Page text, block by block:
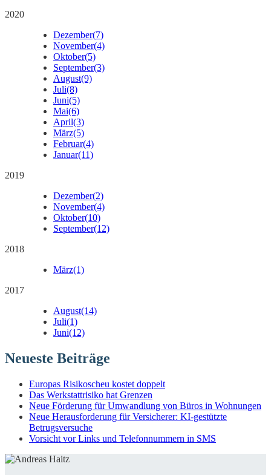
2020
Dezember(7)
November(4)
Oktober(5)
September(3)
August(9)
Juli(8)
Juni(5)
Mai(6)
April(3)
März(5)
Februar(4)
Januar(11)
2019
Dezember(2)
November(4)
Oktober(10)
September(12)
2018
März(1)
2017
August(14)
Juli(1)
Juni(12)
Neueste Beiträge
Europas Risikoscheu kostet doppelt
Das Werkstattrisiko hat Grenzen
Neue Förderung für Umwandlung von Büros in Wohnungen
Neue Herausforderung für Versicherer: KI-gestützte
Betrugsversuche
Vorsicht vor Links und Telefonnummern in SMS